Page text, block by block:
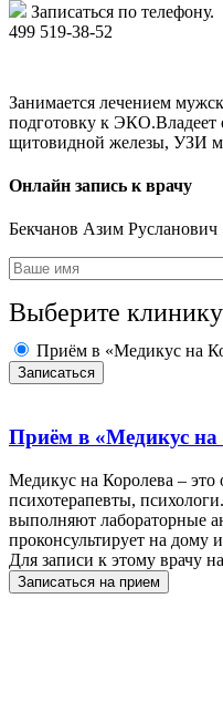
Записаться по телефону.
499 519-38-52
Занимается лечением
подготовку к ЭКО.Владеет
щитовидной железы, УЗИ
Онлайн запись к врачу
Бекчанов Азим Русланович
Выберите клинику
Приём в «Медикус на
Приём в «Медикус на
Медикус на Королева –
психотерапевты,
выполняют лабораторные
проконсультирует на дому
Для записи к этому врачу
Записаться на прием